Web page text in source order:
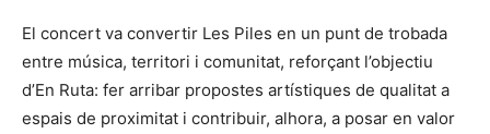
El concert va convertir Les Piles en un punt de trobada
entre música, territori i comunitat, reforçant l’objectiu
d’En Ruta: fer arribar propostes artístiques de qualitat a
espais de proximitat i contribuir, alhora, a posar en valor